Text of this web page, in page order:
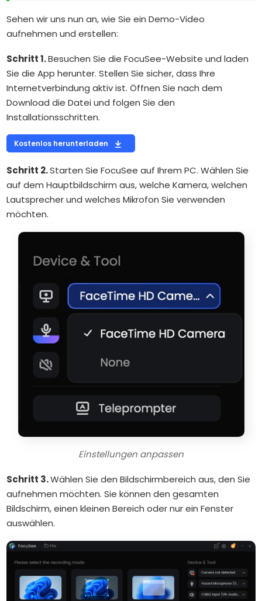
Sehen wir uns nun an, wie Sie ein Demo-Video
aufnehmen und erstellen:
Schritt 1.Besuchen Sie die FocuSee-Website und laden
Sie die App herunter. Stellen Sie sicher, dass Ihre
Internetverbindung aktiv ist. Öffnen Sie nach dem
Download die Datei und folgen Sie den
Installationsschritten.
Kostenlos herunterladen
Schritt 2.Starten Sie FocuSee auf Ihrem PC. Wählen Sie
auf dem Hauptbildschirm aus, welche Kamera, welchen
Lautsprecher und welches Mikrofon Sie verwenden
möchten.
Einstellungen anpassen
Schritt 3.Wählen Sie den Bildschirmbereich aus, den Sie
aufnehmen möchten. Sie können den gesamten
Bildschirm, einen kleinen Bereich oder nur ein Fenster
auswählen.